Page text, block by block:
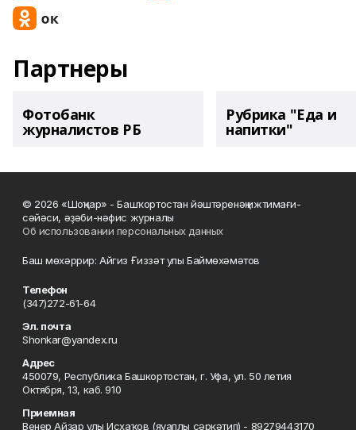
Партнеры
Фотобанк
журналистов РБ
Рубрика "Еда и
напитки"
© 2026 «Шоңҡар» - Башҡортостан йәштәренәң ижтимағи-
сәйәси, әҙәби-нәфис журналы
Об использовании персональных данных
Баш мөхәррир: Айгиз Ғиззәт улы Баймөхәмәтов
Телефон
(347)272-61-64
Эл. почта
Shonkar@yandex.ru
Адрес
450079, Республика Башкортостан, г. Уфа, ул. 50 летия
Октября, 13, каб. 910
Приемная
Венер Айҙар улы Исхаҡов (яуаплы сәркәтип) - 89279443170